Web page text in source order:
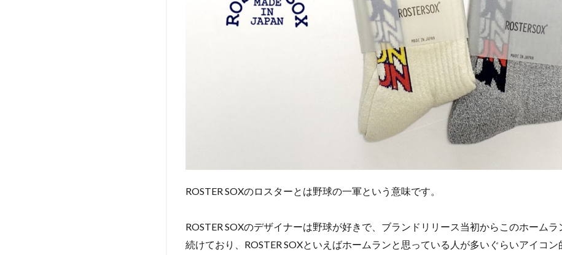
ROSTER SOXのロスターとは野球の一軍という意味です。
ROSTER SOXのデザイナーは野球が好きで、ブランドリリース当初からこのホームラ
続けており、ROSTER SOXといえばホームランと思っている人が多いぐらいアイコ